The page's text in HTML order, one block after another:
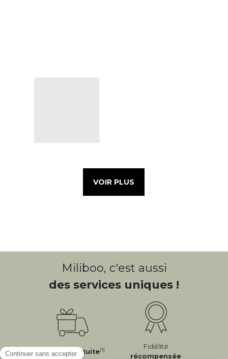
VOIR PLUS
Miliboo, c'est aussi
des services uniques !
LivraisonGratuite(1)
Fidélité
récompensée